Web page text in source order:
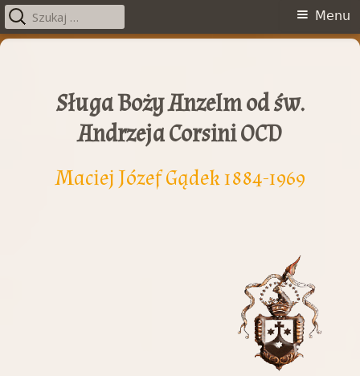
Przeskocz
Sługa Boży Anzelm od św.
Andrzeja Corsini OCD
Maciej Józef Gądek 1884-1969
Menu
główne
Menu
Szukaj: